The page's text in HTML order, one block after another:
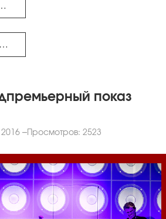
спектакле...
показ
Просмотров: 2523